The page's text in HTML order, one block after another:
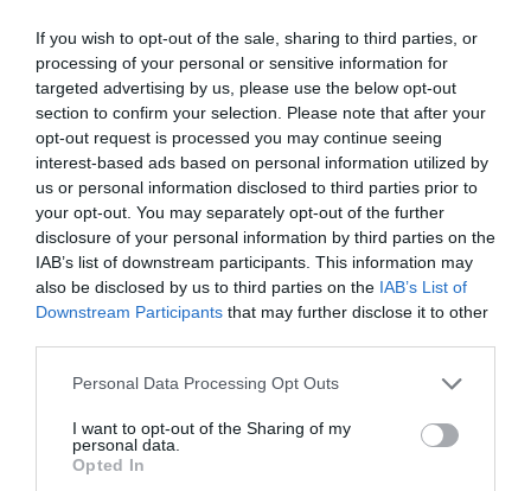
If you wish to opt-out of the sale, sharing to third parties, or
processing of your personal or sensitive information for
targeted advertising by us, please use the below opt-out
section to confirm your selection. Please note that after your
opt-out request is processed you may continue seeing
interest-based ads based on personal information utilized by
us or personal information disclosed to third parties prior to
your opt-out. You may separately opt-out of the further
disclosure of your personal information by third parties on the
IAB’s list of downstream participants. This information may
also be disclosed by us to third parties on the IAB’s List of
Downstream Participants that may further disclose it to other
Please note that this website/app uses one or more Google
not limited to your visit or usage behaviour. You may click to
grant or deny consent to Google and its third-party tags to
use your data for below specified purposes in below Google
Personal Data Processing Opt Outs
I want to opt-out of the Sharing of my
personal data.
Opted In
2021 nyarán engedélyezték hazánkban ellene kiegészítő
hatásjavítóként aCombi Protec nevű készítményt.
csalogató anyagról van szó (oldható koncentrátumkészítmény),
amely 1160 g/liter növényi kivonatot és 140 g/liter cukrot
(monoszacharidok és poliszacharidok) tartalmaz. Fontos, hogy a
készítményt a rajzás időszakában kell alkalmazni. Nem
használható keverékben más rovarirtó szerekkel, gombaölő
szerekkel, segédanyagokkal, lombtrágyákkal.
A rajzás idén is májusban kezdődött, és egészen a szüret végéig,
kéthetente, rovarölő szerrel történő permetezésre van szükség,
A másik lehetőséga csapdák kihelyezése.
Ez azért is nagyon
fontos, mert a kártevő 2-3 hét alatt akár a termés 30 százalékával
is képes végezni.